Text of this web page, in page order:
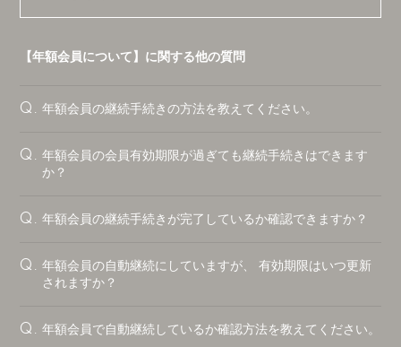
【年額会員について】に関する他の質問
Q. 年額会員の継続手続きの方法を教えてください。
Q. 年額会員の会員有効期限が過ぎても継続手続きはできます
か？
Q. 年額会員の継続手続きが完了しているか確認できますか？
Q. 年額会員の自動継続にしていますが、 有効期限はいつ更新
されますか？
Q. 年額会員で自動継続しているか確認方法を教えてください。